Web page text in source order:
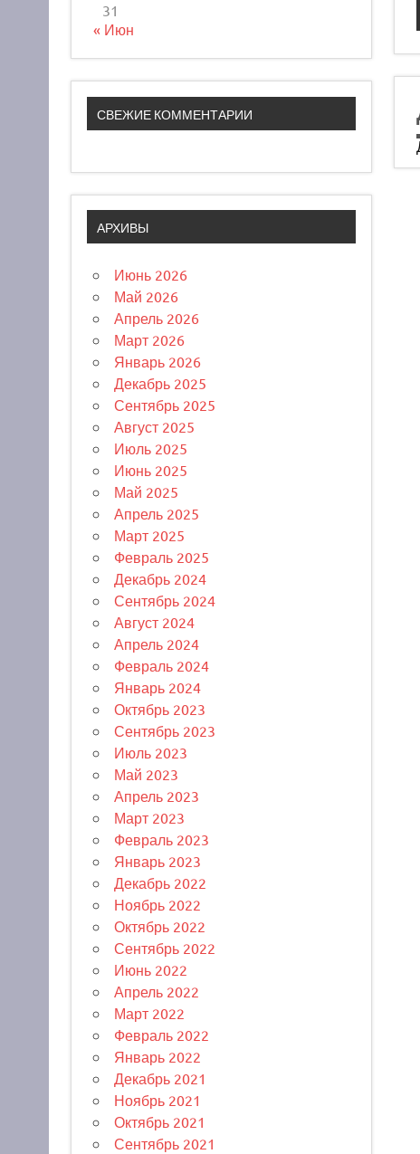
31
« Июн
СВЕЖИЕ КОММЕНТАРИИ
АРХИВЫ
Июнь 2026
Май 2026
Апрель 2026
Март 2026
Январь 2026
Декабрь 2025
Сентябрь 2025
Август 2025
Июль 2025
Июнь 2025
Май 2025
Апрель 2025
Март 2025
Февраль 2025
Декабрь 2024
Сентябрь 2024
Август 2024
Апрель 2024
Февраль 2024
Январь 2024
Октябрь 2023
Сентябрь 2023
Июль 2023
Май 2023
Апрель 2023
Март 2023
Февраль 2023
Январь 2023
Декабрь 2022
Ноябрь 2022
Октябрь 2022
Сентябрь 2022
Июнь 2022
Апрель 2022
Март 2022
Февраль 2022
Январь 2022
Декабрь 2021
Ноябрь 2021
Октябрь 2021
Сентябрь 2021